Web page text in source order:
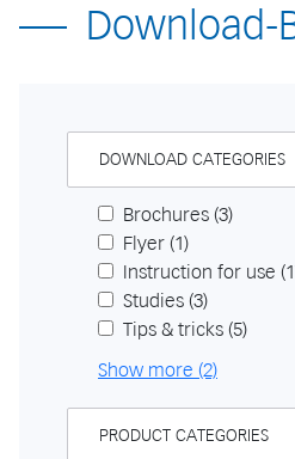
Download-
DOWNLOAD CATEGORIES
Brochures (3)
Flyer (1)
Instruction for use
Studies (3)
Tips & tricks (5)
Show more (2)
PRODUCT CATEGORIES